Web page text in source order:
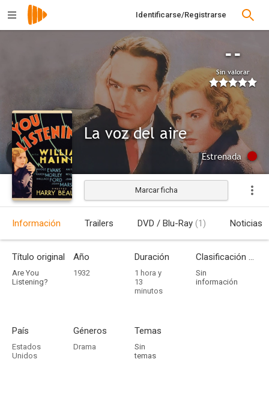
Identificarse/Registrarse
--
Sin valorar
La voz del aire
Estrenada
Marcar ficha
Información Trailers DVD / Blu-Ray (1) Noticias
Título original
Are You
Listening?
Año
1932
Duración
1 hora y
13
minutos
Clasificación por edades
Sin
información
País
Estados
Unidos
Géneros
Drama
Temas
Sin
temas